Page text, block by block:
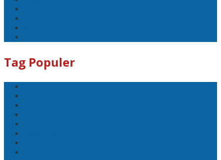
Tag Populer